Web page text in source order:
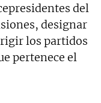
del
designar
los partidos
pertenece el